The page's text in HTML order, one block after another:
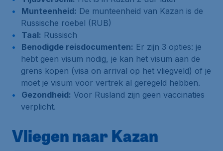
Munteenheid: De munteenheid van Kazan is de
Russische roebel (RUB)
Taal: Russisch
Benodigde reisdocumenten: Er zijn 3 opties: je
hebt geen visum nodig, je kan het visum aan de
grens kopen (visa on arrival op het vliegveld) of je
moet je visum voor vertrek al geregeld hebben.
Gezondheid: Voor Rusland zijn geen vaccinaties
verplicht.
Vliegen naar Kazan